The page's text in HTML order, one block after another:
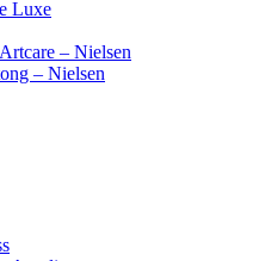
Luxe
– Nielsen
– Nielsen